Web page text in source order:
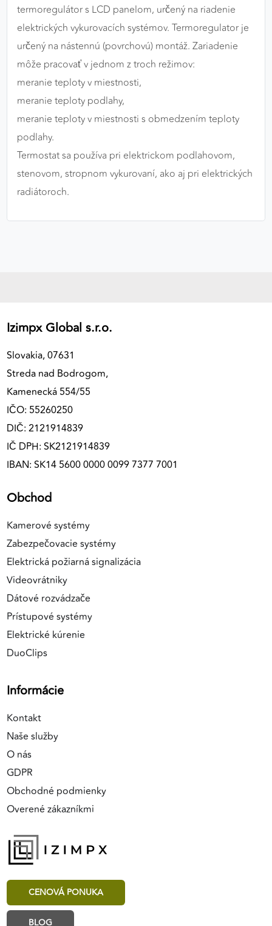
termoregulátor s LCD panelom, určený na riadenie
elektrických vykurovacích systémov. Termoregulator je
určený na nástennú (povrchovú) montáž. Zariadenie
môže pracovať v jednom z troch režimov:
meranie teploty v miestnosti,
meranie teploty podlahy,
meranie teploty v miestnosti s obmedzením teploty
podlahy.
Termostat sa používa pri elektrickom podlahovom,
stenovom, stropnom vykurovaní, ako aj pri elektrických
radiátoroch.
Izimpx Global s.r.o.
Slovakia, 07631
Streda nad Bodrogom,
Kamenecká 554/55
IČO: 55260250
DIČ: 2121914839
IČ DPH: SK2121914839
IBAN: SK14 5600 0000 0099 7377 7001
Obchod
Kamerové systémy
Zabezpečovacie systémy
Elektrická požiarná signalizácia
Videovrátniky
Dátové rozvádzače
Prístupové systémy
Elektrické kúrenie
DuoClips
Informácie
Kontakt
Naše služby
O nás
GDPR
Obchodné podmienky
Overené zákazníkmi
CENOVÁ PONUKA
BLOG